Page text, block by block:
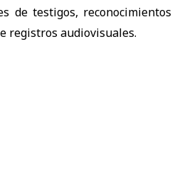
de testigos, reconocimientos
registros audiovisuales.